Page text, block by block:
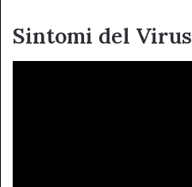
Sintomi del Virus